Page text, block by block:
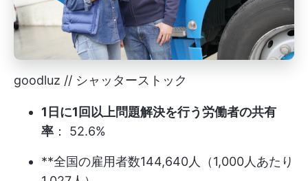
goodluz // シャッターストック
1日に1回以上問題解決を行う労働者の共有
率 ： 52.6%
**全国の雇用者数144,640人（1,000人あたり